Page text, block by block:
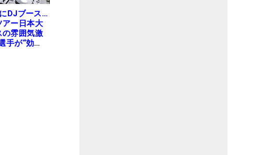
DJブース…
アー日本大
の雰囲気激
手が“効